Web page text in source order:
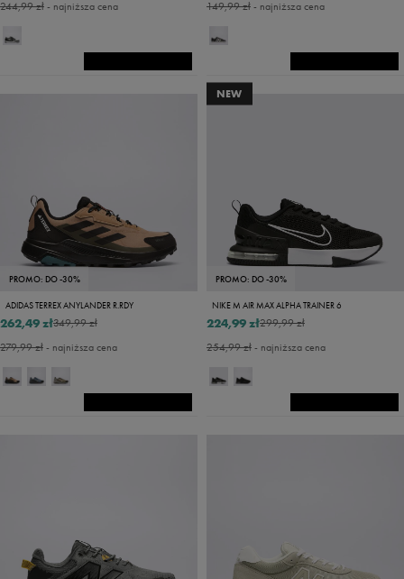
244,99 zł- najniższa cena 149,99 zł- najniższa cena
PROMO: DO -30%
ADIDAS TERREX ANYLANDER R.RDY
349,99 zł
262,49 zł
279,99 zł- najniższa cena
NEW
PROMO: DO -30%
NIKE M AIR MAX ALPHA TRAINER 6
299,99 zł
224,99 zł
254,99 zł- najniższa cena